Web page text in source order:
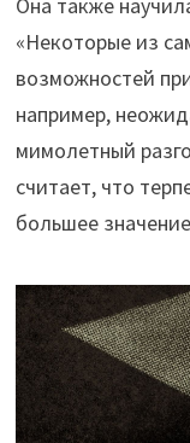
Она также
«Некоторые из
возможностей
например,
мимолетный
считает, что
большее